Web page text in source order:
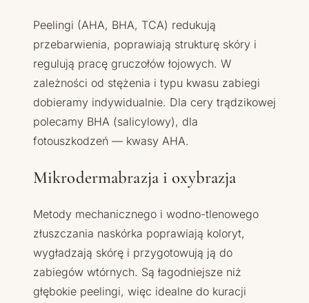
Peelingi (AHA, BHA, TCA) redukują
przebarwienia, poprawiają strukturę skóry i
regulują pracę gruczołów łojowych. W
zależności od stężenia i typu kwasu zabiegi
dobieramy indywidualnie. Dla cery trądzikowej
polecamy BHA (salicylowy), dla
fotouszkodzeń — kwasy AHA.
Mikrodermabrazja i oxybrazja
Metody mechanicznego i wodno-tlenowego
złuszczania naskórka poprawiają koloryt,
wygładzają skórę i przygotowują ją do
zabiegów wtórnych. Są łagodniejsze niż
głębokie peelingi, więc idealne do kuracji